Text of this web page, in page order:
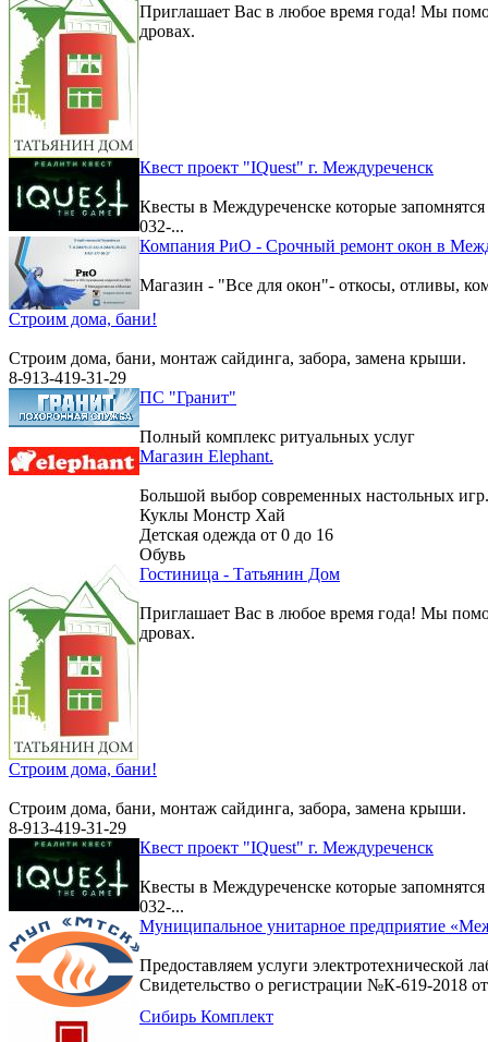
Приглашает Вас в любое время года! Мы
дровах.
Квест проект "IQuest" г. Междуреченск
Квесты в Междуреченске которые
032-...
Компания РиО - Срочный ремонт окон в
Магазин - "Все для окон"- откосы, отливы,
Строим дома, бани!
Строим дома, бани, монтаж сайдинга, забора, замена крыши.
8-913-419-31-29
ПС "Гранит"
Полный комплекс ритуальных услуг
Магазин Elephant.
Большой выбор современных настольных игр.
Куклы Монстр Хай
Детская одежда от 0 до 16
Обувь
Гостиница - Татьянин Дом
Приглашает Вас в любое время года! Мы
дровах.
Строим дома, бани!
Строим дома, бани, монтаж сайдинга, забора, замена крыши.
8-913-419-31-29
Квест проект "IQuest" г. Междуреченск
Квесты в Междуреченске которые
032-...
Муниципальное унитарное предприятие
Предоставляем услуги электротехнической
Свидетельство о регистрации №К-619-2018 от
Сибирь Комплект